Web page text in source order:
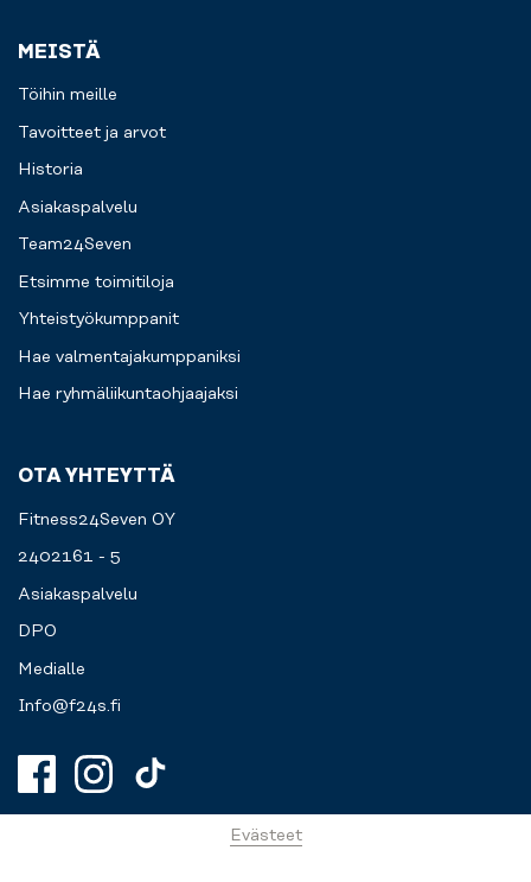
MEISTÄ
Töihin meille
Tavoitteet ja arvot
Historia
Asiakaspalvelu
Team24Seven
Etsimme toimitiloja
Yhteistyökumppanit
Hae valmentajakumppaniksi
Hae ryhmäliikuntaohjaajaksi
OTA YHTEYTTÄ
Fitness24Seven OY
2402161 - 5
Asiakaspalvelu
DPO
Medialle
Info@f24s.fi
Evästeet